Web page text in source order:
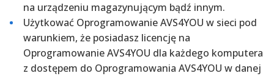
na urządzeniu magazynującym bądź innym.
Użytkować Oprogramowanie AVS4YOU w sieci pod
warunkiem, że posiadasz licencję na
Oprogramowanie AVS4YOU dla każdego komputera
z dostępem do Oprogramowania AVS4YOU w danej